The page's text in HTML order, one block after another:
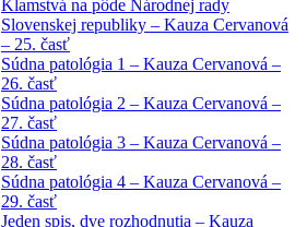
Klamstvá na pôde Národnej rady
Slovenskej republiky – Kauza Cervanová
– 25. časť
Súdna patológia 1 – Kauza Cervanová –
26. časť
Súdna patológia 2 – Kauza Cervanová –
27. časť
Súdna patológia 3 – Kauza Cervanová –
28. časť
Súdna patológia 4 – Kauza Cervanová –
29. časť
Jeden spis, dve rozhodnutia – Kauza